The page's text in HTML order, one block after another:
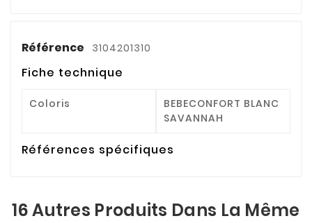
Référence 3104201310
Fiche technique
Coloris
BEBECONFORT BLANC
SAVANNAH
Références spécifiques
16 Autres Produits Dans La Même